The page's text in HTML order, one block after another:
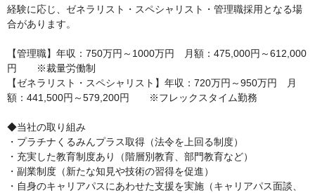
経験に応じ、ゼネラリスト・スペシャリスト・管理職採用となる場
合があります。
【管理職】年収：750万円～1000万円　月額：475,000円～612,000
円　　※裁量労働制
【ゼネラリスト・スペシャリスト】年収：720万円～950万円　月
額：441,500円～579,200円　　※フレックスタイム勤務
◆当社の取り組み
・プラチナくるみんプラス取得（法令を上回る制度）
・充実した教育制度あり（階層別教育、部門教育など）
・副業制度（新たな知見や技術の習得を促進）
・自身のキャリアパスにあわせた支援を実施（キャリアパス面談、